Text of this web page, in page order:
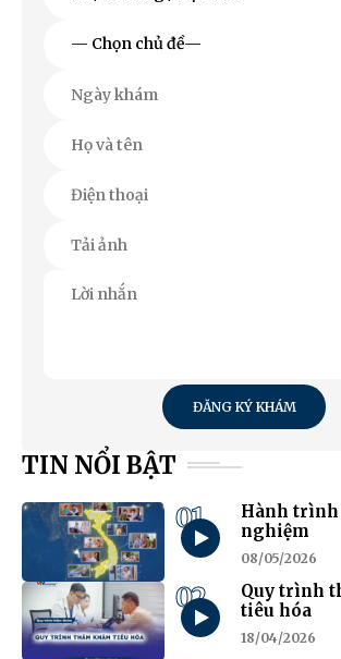
ĐĂNG KÝ KHÁM
TIN NỔI BẬT
01
Hành trình
nghiệm
08/05/2026
02
Quy trình
tiêu hóa
18/04/2026